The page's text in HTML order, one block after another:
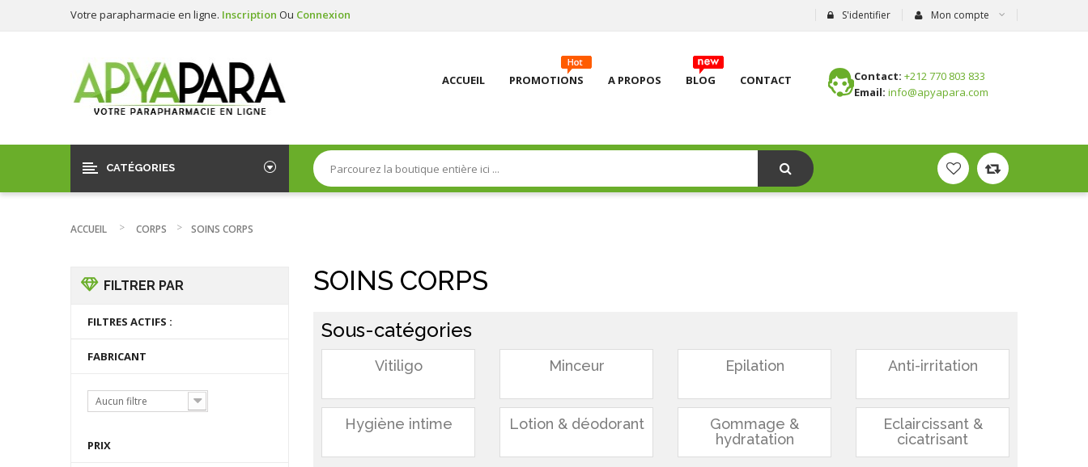
Votre parapharmacie en ligne. Inscription Ou Connexion S'identifier Mon compte
ACCUEIL PROMOTIONS A PROPOS BLOG CONTACT Contact: +212 770 803 833
Email: info@apyapara.com
CATÉGORIES
ACCUEIL CORPS SOINS CORPS
FILTRER PAR
FILTRES ACTIFS :
FABRICANT
Aucun filtre
PRIX
SOINS CORPS
Sous-catégories
Vitiligo Minceur Epilation Anti-irritation
Hygiène intime Lotion & déodorant
Gommage &
hydratation
Eclaircissant &
cicatrisant